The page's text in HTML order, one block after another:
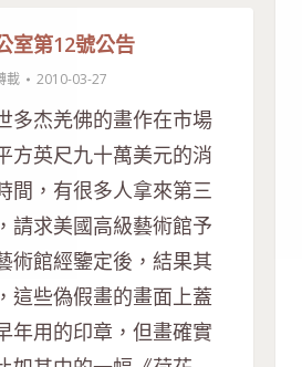
室第12號公告
載 2010-03-27
多杰羌佛的畫作在市場
方英尺九十萬美元的消
間，有很多人拿來第三
請求美國高級藝術館予
術館經鑒定後，結果其
這些偽假畫的畫面上蓋
年用的印章，但畫確實